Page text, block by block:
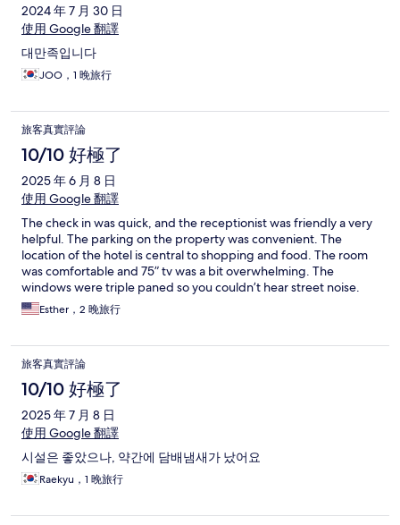
2024 年 7 月 30 日
使用 Google 翻譯
대만족입니다
JOO，1 晚旅行
旅客真實評論
10/10 好極了
2025 年 6 月 8 日
使用 Google 翻譯
The check in was quick, and the receptionist was friendly a very
helpful. The parking on the property was convenient. The
location of the hotel is central to shopping and food. The room
was comfortable and 75” tv was a bit overwhelming. The
windows were triple paned so you couldn’t hear street noise.
The breakfast was delicious.
Esther，2 晚旅行
旅客真實評論
10/10 好極了
2025 年 7 月 8 日
使用 Google 翻譯
시설은 좋았으나, 약간에 담배냄새가 났어요
Raekyu，1 晚旅行